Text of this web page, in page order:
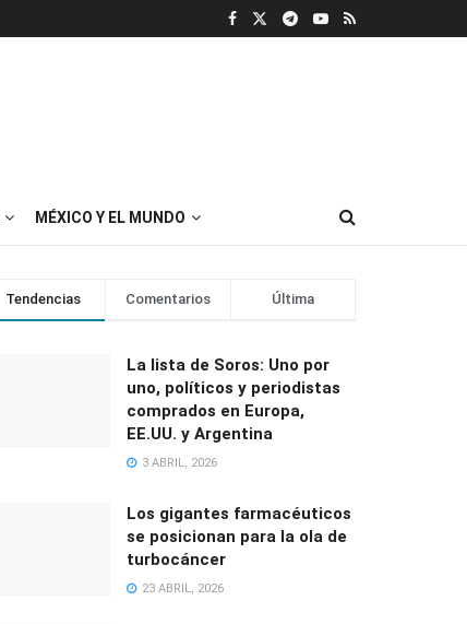
MÉXICO Y EL MUNDO
Tendencias Comentarios Última
La lista de Soros: Uno por
uno, políticos y periodistas
comprados en Europa,
EE.UU. y Argentina
3 ABRIL, 2026
Los gigantes farmacéuticos
se posicionan para la ola de
turbocáncer
23 ABRIL, 2026